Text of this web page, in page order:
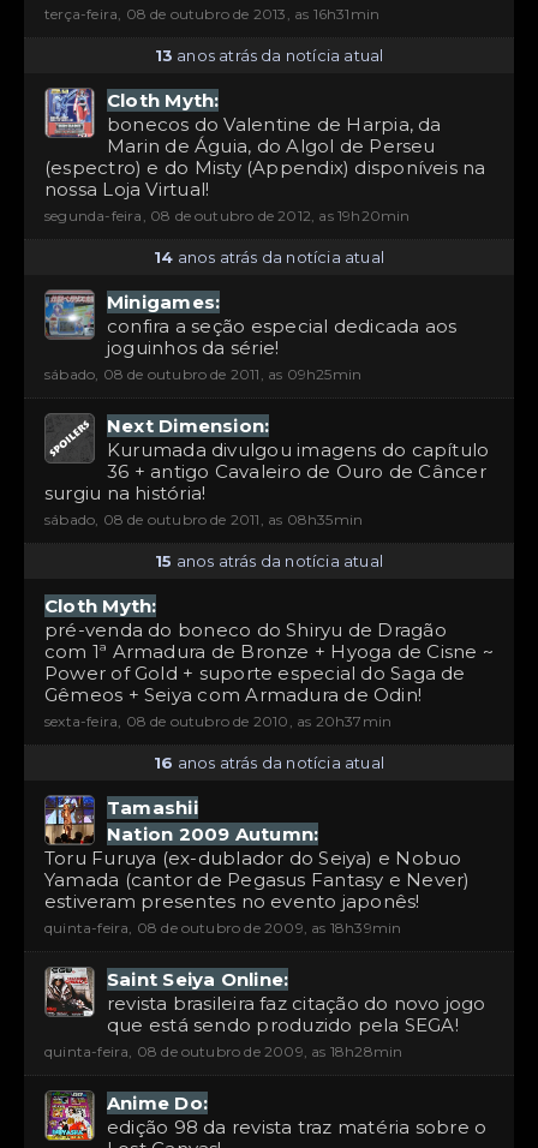
terça-feira, 08 de outubro de 2013, as 16h31min
13 anos atrás da notícia atual
Cloth Myth:
bonecos do Valentine de Harpia, da
Marin de Águia, do Algol de Perseu
(espectro) e do Misty (Appendix) disponíveis na
nossa Loja Virtual!
segunda-feira, 08 de outubro de 2012, as 19h20min
14 anos atrás da notícia atual
Minigames:
confira a seção especial dedicada aos
joguinhos da série!
sábado, 08 de outubro de 2011, as 09h25min
Next Dimension:
Kurumada divulgou imagens do capítulo
36 + antigo Cavaleiro de Ouro de Câncer
surgiu na história!
sábado, 08 de outubro de 2011, as 08h35min
15 anos atrás da notícia atual
Cloth Myth:
pré-venda do boneco do Shiryu de Dragão
com 1ª Armadura de Bronze + Hyoga de Cisne ~
Power of Gold + suporte especial do Saga de
Gêmeos + Seiya com Armadura de Odin!
sexta-feira, 08 de outubro de 2010, as 20h37min
16 anos atrás da notícia atual
Tamashii
Nation 2009 Autumn:
Toru Furuya (ex-dublador do Seiya) e Nobuo
Yamada (cantor de Pegasus Fantasy e Never)
estiveram presentes no evento japonês!
quinta-feira, 08 de outubro de 2009, as 18h39min
Saint Seiya Online:
revista brasileira faz citação do novo jogo
que está sendo produzido pela SEGA!
quinta-feira, 08 de outubro de 2009, as 18h28min
Anime Do:
edição 98 da revista traz matéria sobre o